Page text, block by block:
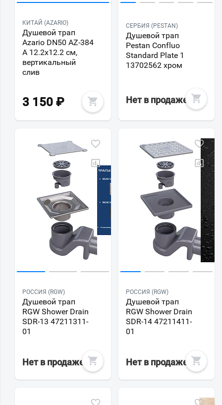
КИТАЙ (AZARIO)
Душевой трап
Azario DN50 AZ-384
A 12.2х12.2 см,
вертикальный
слив
3 150 ₽
СЕРБИЯ (PESTAN)
Душевой трап
Pestan Confluo
Standard Plate 1
13702562 хром
Нет в продаже
РОССИЯ (RGW)
Душевой трап
RGW Shower Drain
SDR-13 47211311-
01
Нет в продаже
РОССИЯ (RGW)
Душевой трап
RGW Shower Drain
SDR-14 47211411-
01
Нет в продаже